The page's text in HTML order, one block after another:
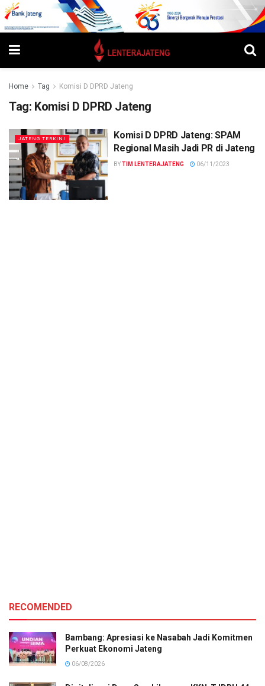
Home Tag Komisi D DPRD Jateng
Tag: Komisi D DPRD Jateng
JATENG TERKINI
Komisi D DPRD Jateng: SPAM
Regional Masih Jadi PR di Jateng
BYTIM LENTERAJATENG 06/11/2023
RECOMENDED
Bambang: Apresiasi ke Nasabah Jadi Komitmen
Perkuat Ekonomi Jateng
06/08/2026